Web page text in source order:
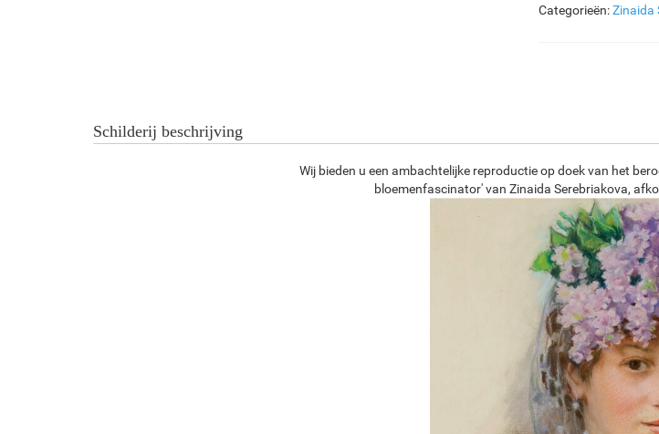
Categorieën:Zinaida
Schilderij beschrijving
Wij bieden u een ambachtelijke reproductie op doek van het
bloemenfascinator' van Zinaida Serebriakova,